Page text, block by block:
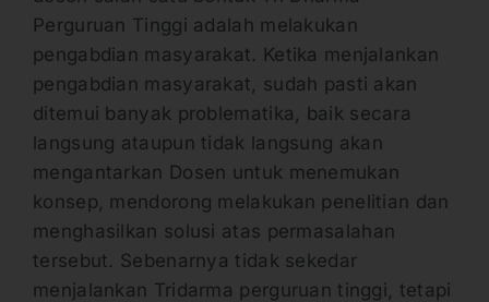
Perguruan Tinggi adalah melakukan
pengabdian masyarakat. Ketika menjalankan
pengabdian masyarakat, sudah pasti akan
ditemui banyak problematika, baik secara
langsung ataupun tidak langsung akan
mengantarkan Dosen untuk menemukan
konsep, mendorong melakukan penelitian dan
menghasilkan solusi atas permasalahan
tersebut. Sebenarnya tidak sekedar
menjalankan Tridarma perguruan tinggi, tetapi